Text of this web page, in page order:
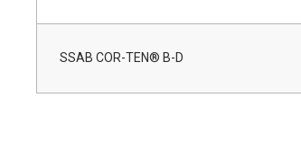
SSAB COR-TEN® B-D